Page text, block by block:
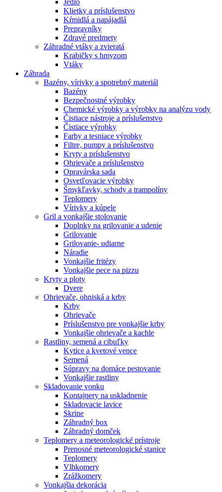
Klietky a príslušenstvo
Kŕmidlá a napájadlá
Prepravníky
Zdravé predmety
Záhradné vtáky a zvieratá
Krabičky s hmyzom
Vtáky
Záhrada
Bazény, vírivky a spotrebný materiál
Bazény
Bezpečnostné výrobky
Chemické výrobky a výrobky na analýzu vody
Čistiace nástroje a príslušenstvo
Čistiace výrobky
Farby a tesniace výrobky
Filtre, pumpy a príslušenstvo
Kryty a príslušenstvo
Ohrievače a príslušenstvo
Opravárska sada
Osvetľovacie výrobky
Šmykľavky, schody a trampolíny
Teplomery
Vírivky a kúpele
Gril a vonkajšie stolovanie
Doplnky na grilovanie a udenie
Grilovanie
Grilovanie- udiarne
Náradie
Vonkajšie fritézy
Vonkajšie pece na pizzu
Kryty a ploty
Dvere
Ohrievače, ohniská a krby
Krby
Ohrievače
Príslušenstvo pre vonkajšie krby
Vonkajšie ohrievače a kachle
Rastliny, semená a cibuľky
Kytice a kvetové vence
Semená
Súpravy na domáce pestovanie
Vonkajšie rastliny
Skladovanie vonku
Kontajnery na uskladnenie
Skladovacie lavice
Skrine
Záhradný box
Záhradný domček
Teplomery a meteorologické prístroje
Prenosné meteorologické stanice
Teplomery
Vlhkomery
Zrážkomery
Vonkajšia dekorácia